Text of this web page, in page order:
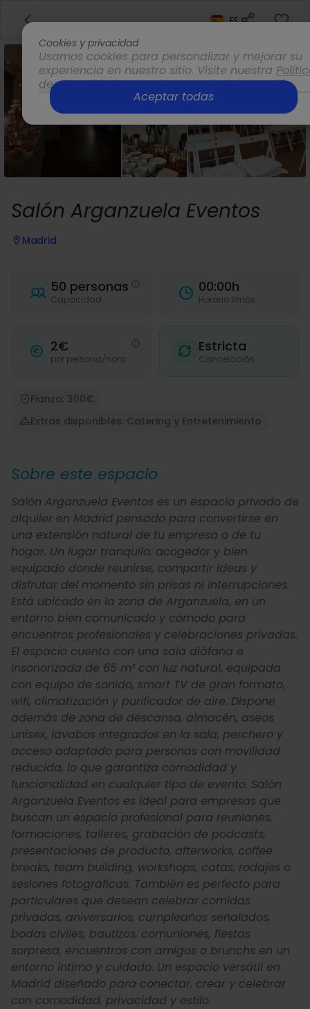
ES
Salón Arganzuela Eventos
Madrid
50 personas
Capacidad
00:00h
Horario límite
2€
por persona/hora
Estricta
Cancelación
Fianza: 300€
Extras disponibles: Catering y Entretenimiento
Sobre este espacio
Salón Arganzuela Eventos es un espacio privado de
alquiler en Madrid pensado para convertirse en
una extensión natural de tu empresa o de tu
hogar. Un lugar tranquilo, acogedor y bien
equipado donde reunirse, compartir ideas y
disfrutar del momento sin prisas ni interrupciones.
Está ubicado en la zona de Arganzuela, en un
entorno bien comunicado y cómodo para
encuentros profesionales y celebraciones privadas.
El espacio cuenta con una sala diáfana e
insonorizada de 65 m² con luz natural, equipada
con equipo de sonido, smart TV de gran formato,
wifi, climatización y purificador de aire. Dispone
además de zona de descanso, almacén, aseos
unisex, lavabos integrados en la sala, perchero y
acceso adaptado para personas con movilidad
reducida, lo que garantiza comodidad y
funcionalidad en cualquier tipo de evento. Salón
Arganzuela Eventos es ideal para empresas que
buscan un espacio profesional para reuniones,
formaciones, talleres, grabación de podcasts,
presentaciones de producto, afterworks, coffee
breaks, team building, workshops, catas, rodajes o
sesiones fotográficas. También es perfecto para
particulares que desean celebrar comidas
privadas, aniversarios, cumpleaños señalados,
bodas civiles, bautizos, comuniones, fiestas
sorpresa, encuentros con amigos o brunchs en un
entorno íntimo y cuidado. Un espacio versátil en
Madrid diseñado para conectar, crear y celebrar
con comodidad, privacidad y estilo.
Cookies y privacidad
Usamos cookies para personalizar y mejorar su
experiencia en nuestro sitio. Visite nuestra
de privacidadpara obtener más información.
Opciones
Aceptar todas